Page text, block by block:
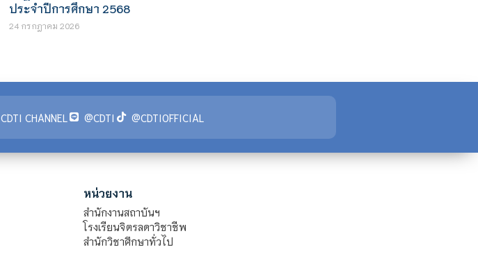
ประจำปีการศึกษา 2568
24 กรกฎาคม 2026
CDTI CHANNEL @CDTI @CDTIOFFICIAL
หน่วยงาน
สำนักงานสถาบันฯ
โรงเรียนจิตรลดาวิชาชีพ
สำนักวิชาศึกษาทั่วไป